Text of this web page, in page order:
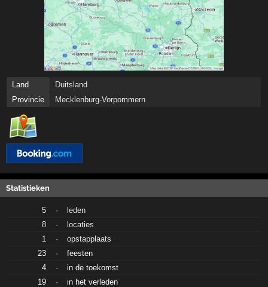
Land
Duitsland
Provincie
Mecklenburg-Vorpommern
Statistieken
5 ·
leden
8
·
locaties
1
·
opstapplaats
23
·
feesten
4
·
in de toekomst
19
·
in het verleden